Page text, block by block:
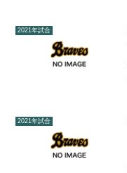
2021年試合
2021年試合